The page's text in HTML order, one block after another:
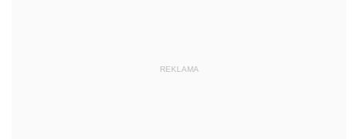
REKLAMA